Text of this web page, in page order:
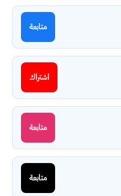
متابعة
اشتراك
متابعة
متابعة